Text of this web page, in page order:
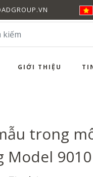
GIỚI THIỆU
trong
Model 9010